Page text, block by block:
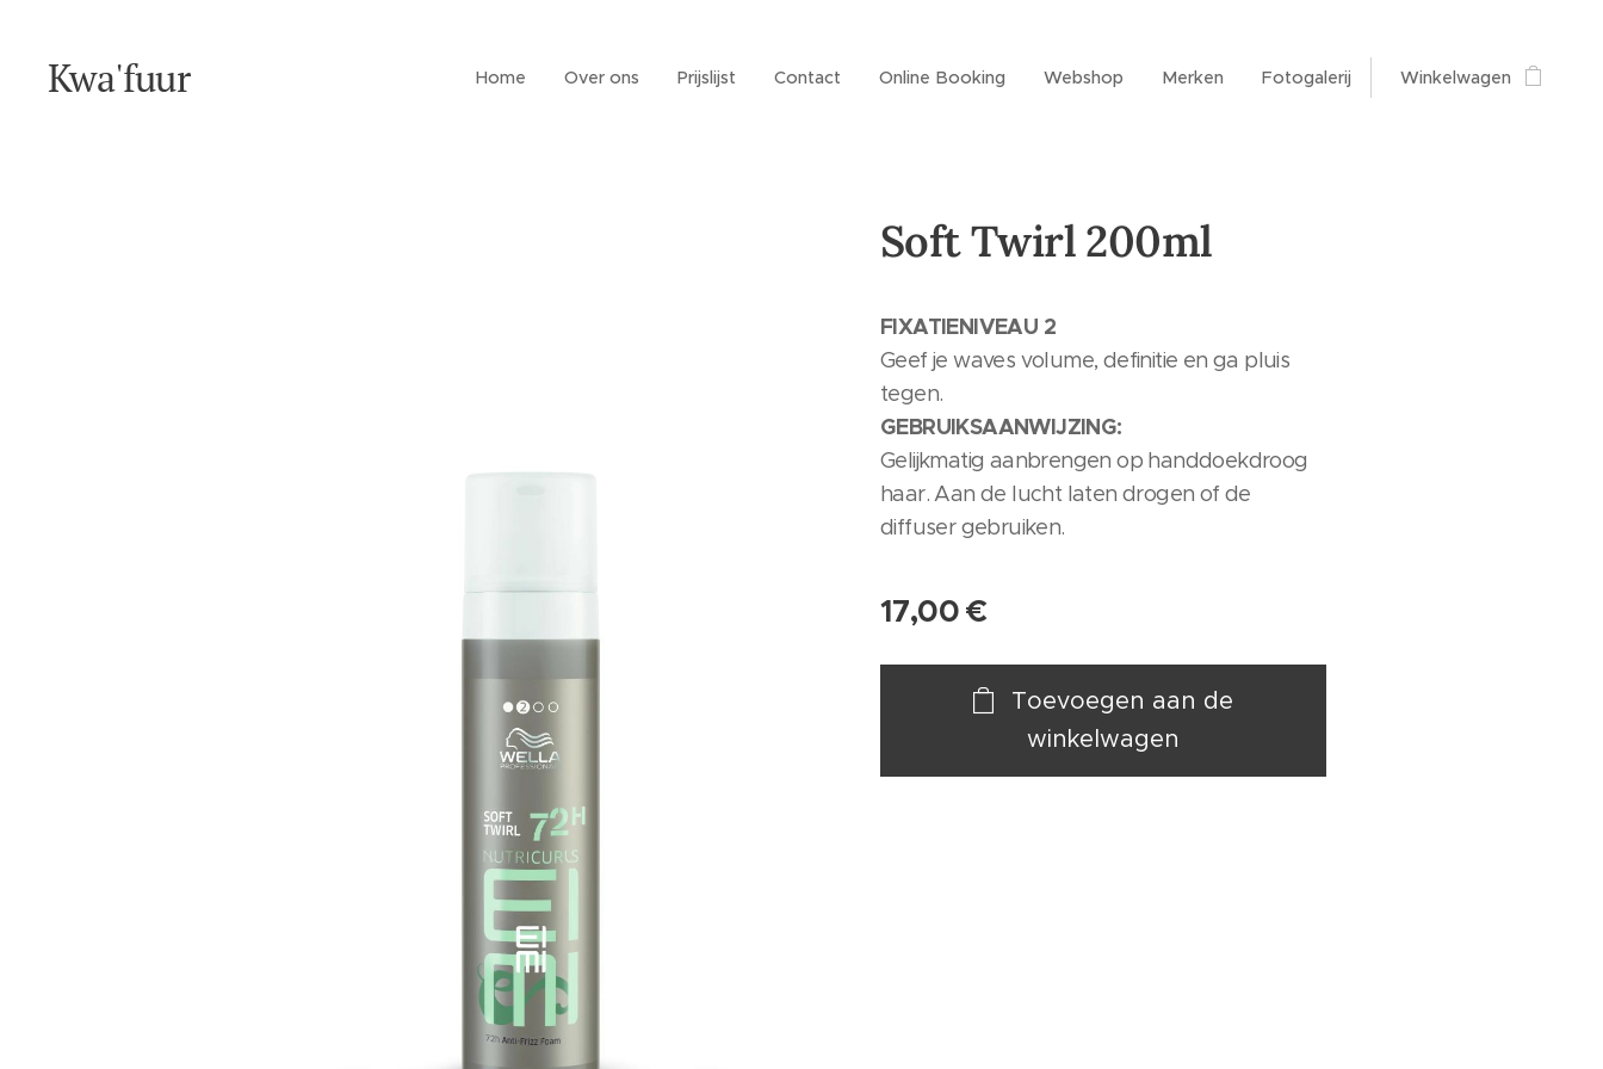
Kwa'fuur Home Over ons Prijslijst Contact Online Booking Webshop Merken Fotogalerij Winkelwagen
Soft Twirl 200ml
FIXATIENIVEAU 2
Geef je waves volume, definitie en ga pluis
tegen.
GEBRUIKSAANWIJZING:
Gelijkmatig aanbrengen op handdoekdroog
haar. Aan de lucht laten drogen of de
diffuser gebruiken.
17,00€
Toevoegen aan de
winkelwagen